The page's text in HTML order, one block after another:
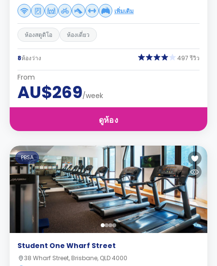
เพิ่มเติม
ห้องสตูดิโอ ห้องเดี่ยว
8ห้องว่าง 497 รีวิว
From
AU$269/week
ดูห้อง
PBSA
Student One Wharf Street
38 Wharf Street, Brisbane, QLD 4000